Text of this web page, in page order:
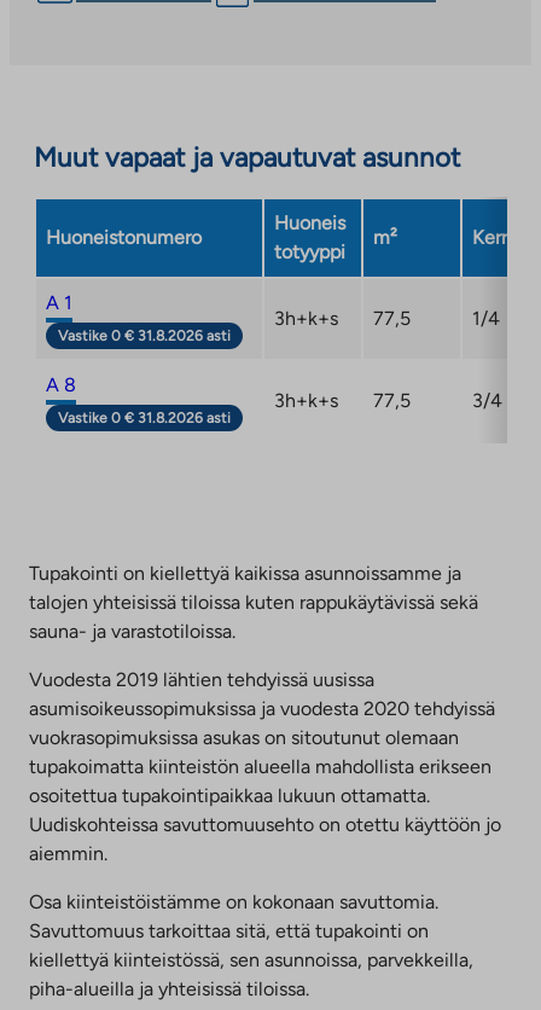
uuteen
Muut vapaat ja vapautuvat asunnot
Huoneistonumero
Huoneis
totyyppi
m² Kerros
A 1
Vastike 0 € 31.8.2026 asti
3h+k+s 77,5 1/4
A 8
Vastike 0 € 31.8.2026 asti
3h+k+s 77,5 3/4
Tupakointi on kiellettyä kaikissa asunnoissamme ja
talojen yhteisissä tiloissa kuten rappukäytävissä sekä
sauna- ja varastotiloissa.
Vuodesta 2019 lähtien tehdyissä uusissa
asumisoikeussopimuksissa ja vuodesta 2020 tehdyissä
vuokrasopimuksissa asukas on sitoutunut olemaan
tupakoimatta kiinteistön alueella mahdollista erikseen
osoitettua tupakointipaikkaa lukuun ottamatta.
Uudiskohteissa savuttomuusehto on otettu käyttöön jo
aiemmin.
Osa kiinteistöistämme on kokonaan savuttomia.
Savuttomuus tarkoittaa sitä, että tupakointi on
kiellettyä kiinteistössä, sen asunnoissa, parvekkeilla,
piha-alueilla ja yhteisissä tiloissa.